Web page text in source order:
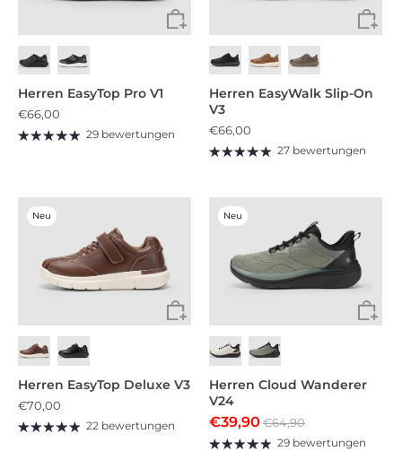
Herren EasyTop Pro V1
€66,00
29 bewertungen
Herren EasyWalk Slip-On
V3
€66,00
27 bewertungen
Neu
Herren EasyTop Deluxe V3
€70,00
22 bewertungen
Neu
Herren Cloud Wanderer
V24
€39,90 €64,90
29 bewertungen